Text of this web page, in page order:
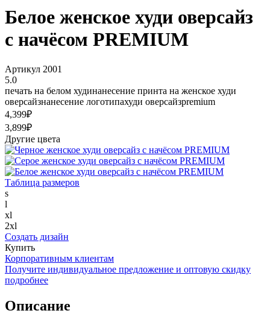
Белое женское худи оверсайз
с начёсом PREMIUM
Артикул 2001
5.0
печать на белом худинанесение принта на женское худи
оверсайзнанесение логотипахуди оверсайзpremium
4,399₽
3,899₽
Другие цвета
Таблица размеров
s
l
xl
2xl
Создать дизайн
Купить
Корпоративным клиентам
Получите индивидуальное предложение и оптовую скидку
подробнее
Описание